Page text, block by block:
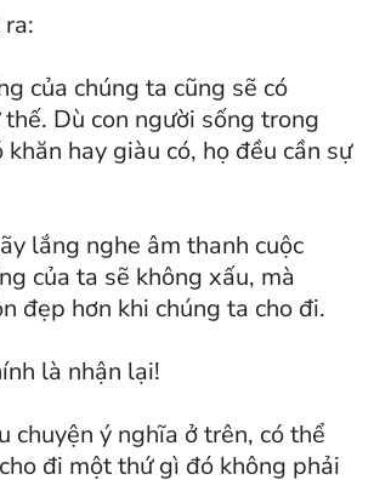
của chúng ta cũng sẽ có
Dù con người sống trong
khăn hay giàu có, họ đều cần sự
lắng nghe âm thanh cuộc
của ta sẽ không xấu, mà
đẹp hơn khi chúng ta cho đi.
là nhận lại!
chuyện ý nghĩa ở trên, có thể
đi một thứ gì đó không phải